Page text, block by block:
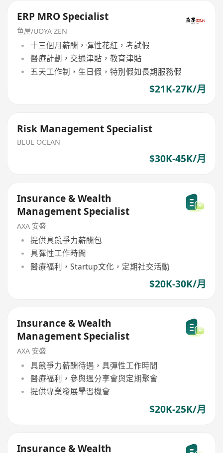
ERP MRO Specialist
鱼屋/UOYA ZEN
十三個月薪酬，彈性花紅，考試假
醫療計劃，交通津貼，教育津貼
五天工作制，生日假，特別假如長期服務假
$21K-27K/月
Risk Management Specialist
BLUE OCEAN
$30K-45K/月
Insurance & Wealth
Management Specialist
AXA 安盛
提供具競爭力薪酬包
具彈性工作時間
醫療福利，Startup文化，定期社交活動
$20K-30K/月
Insurance & Wealth
Management Specialist
AXA 安盛
具競爭力薪酬待遇，具彈性工作時間
醫療福利，參與週分享會與定期聚會
提供專業發展學習機會
$20K-25K/月
Insurance & Wealth